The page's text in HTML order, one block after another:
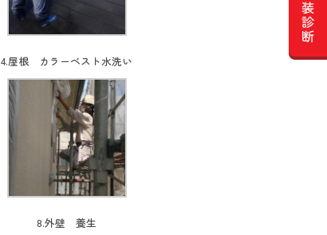
4.屋根 カラーベスト水洗い
8.外壁 養生